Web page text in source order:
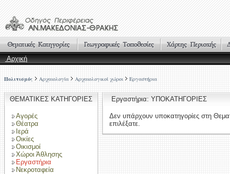
Αρχική
Πολιτισμός Αρχαιολογία Αρχαιολογικοί χώροι Εργαστήρια
ΘΕΜΑΤΙΚΕΣ ΚΑΤΗΓΟΡΙΕΣ
Αγορές
Θέατρα
Ιερά
Οικίες
Οικισμοί
Χώροι Άθλησης
Εργαστήρια
Νεκροταφεία
Εργαστήρια: ΥΠΟΚΑΤΗΓΟΡΙΕΣ
Δεν υπάρχουν υποκατηγορίες στη
επιλέξατε.